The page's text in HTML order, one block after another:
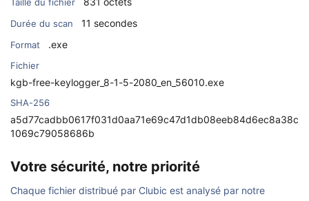
Taille du fichier 831 octets
Durée du scan 11 secondes
Format .exe
Fichier
kgb-free-keylogger_8-1-5-2080_en_56010.exe
SHA-256
a5d77cadbb0617f031d0aa71e69c47d1db08eeb84d6ec8a38c
1069c79058686b
Votre sécurité, notre priorité
Chaque fichier distribué par Clubic est analysé par notre